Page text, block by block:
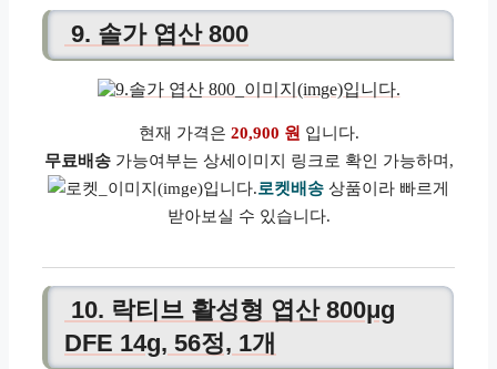
9. 솔가 엽산 800
현재 가격은 20,900 원 입니다.
무료배송가능여부는 상세이미지 링크로 확인 가능하며,
로켓배송 상품이라 빠르게
받아보실 수 있습니다.
10. 락티브 활성형 엽산 800μg
DFE 14g, 56정, 1개